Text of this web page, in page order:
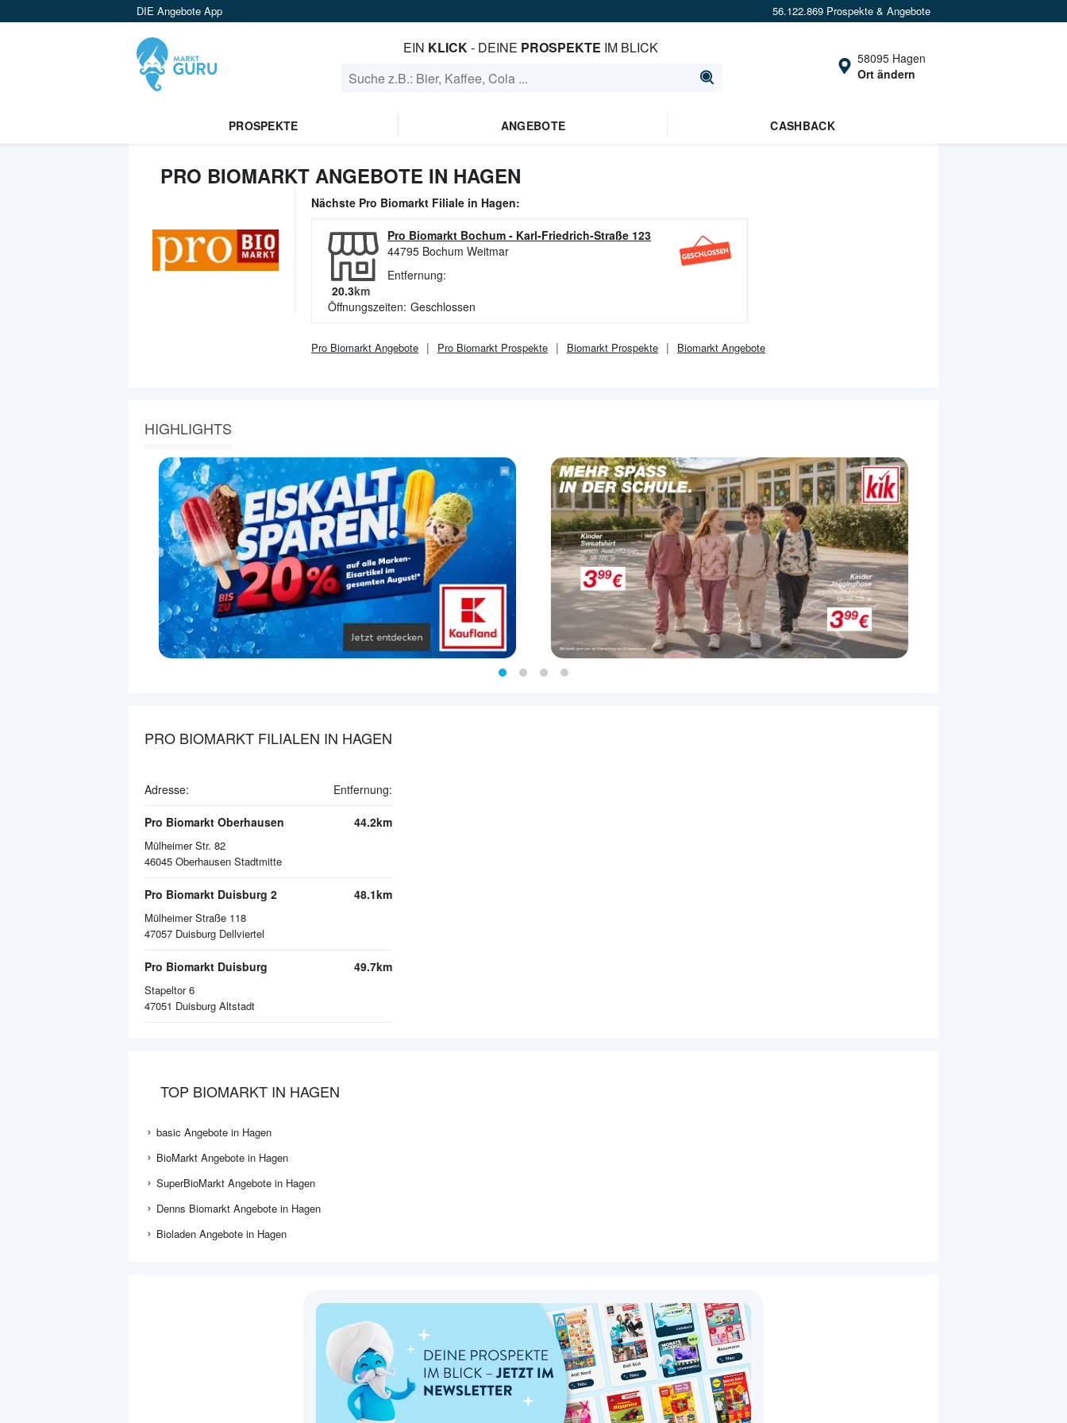
DIE Angebote App 56.122.869 Prospekte & Angebote
EIN KLICK- DEINE PROSPEKTE IM BLICK
58095 Hagen
Ort ändern
PROSPEKTE ANGEBOTE CASHBACK
PRO BIOMARKT ANGEBOTE IN HAGEN
Nächste Pro Biomarkt Filiale in Hagen:
Pro Biomarkt Bochum - Karl-Friedrich-Straße 123
44795 Bochum Weitmar
Entfernung:
20.3km
Öffnungszeiten: Geschlossen
Pro Biomarkt Angebote Pro Biomarkt Prospekte Biomarkt Prospekte Biomarkt Angebote
HIGHLIGHTS
PRO BIOMARKT FILIALEN IN HAGEN
Adresse: Entfernung:
Pro Biomarkt Oberhausen
Mülheimer Str. 82
46045 Oberhausen Stadtmitte
44.2km
Pro Biomarkt Duisburg 2
Mülheimer Straße 118
47057 Duisburg Dellviertel
48.1km
Pro Biomarkt Duisburg
Stapeltor 6
47051 Duisburg Altstadt
49.7km
TOP BIOMARKT IN HAGEN
basic Angebote in Hagen
BioMarkt Angebote in Hagen
SuperBioMarkt Angebote in Hagen
Denns Biomarkt Angebote in Hagen
Bioladen Angebote in Hagen